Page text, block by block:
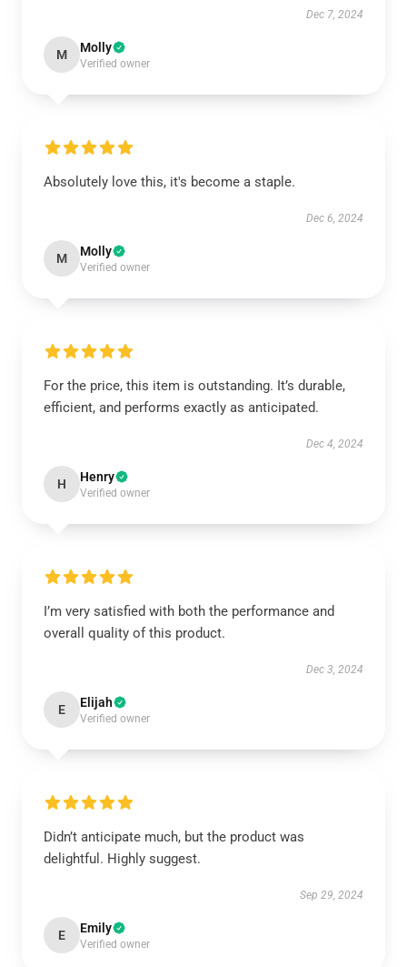
Dec 7, 2024
M Molly
Verified owner
Absolutely love this, it's become a staple.
Dec 6, 2024
M Molly
Verified owner
For the price, this item is outstanding. It’s durable,
efficient, and performs exactly as anticipated.
Dec 4, 2024
H Henry
Verified owner
I’m very satisfied with both the performance and
overall quality of this product.
Dec 3, 2024
E Elijah
Verified owner
Didn’t anticipate much, but the product was
delightful. Highly suggest.
Sep 29, 2024
E Emily
Verified owner